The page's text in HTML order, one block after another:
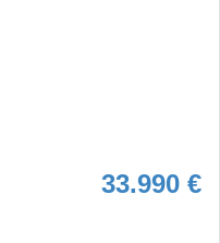
33.990 €